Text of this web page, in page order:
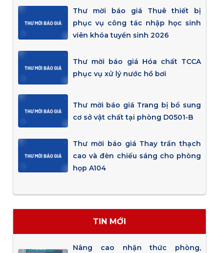
Thư mời báo giá Thuê thiết bị
phục vụ công tác nhập học sinh
viên khóa tuyển sinh 2026
Thư mời báo giá Hóa chất TCCA
phục vụ xử lý nước hồ bơi
Thư mời báo giá Trang bị bổ sung
cơ sở vật chất tại phòng D0501-B
Thư mời báo giá Thay trần thạch
cao và đèn chiếu sáng cho phòng
họp A104
TIN MỚI
Nâng cao nhận thức phòng,